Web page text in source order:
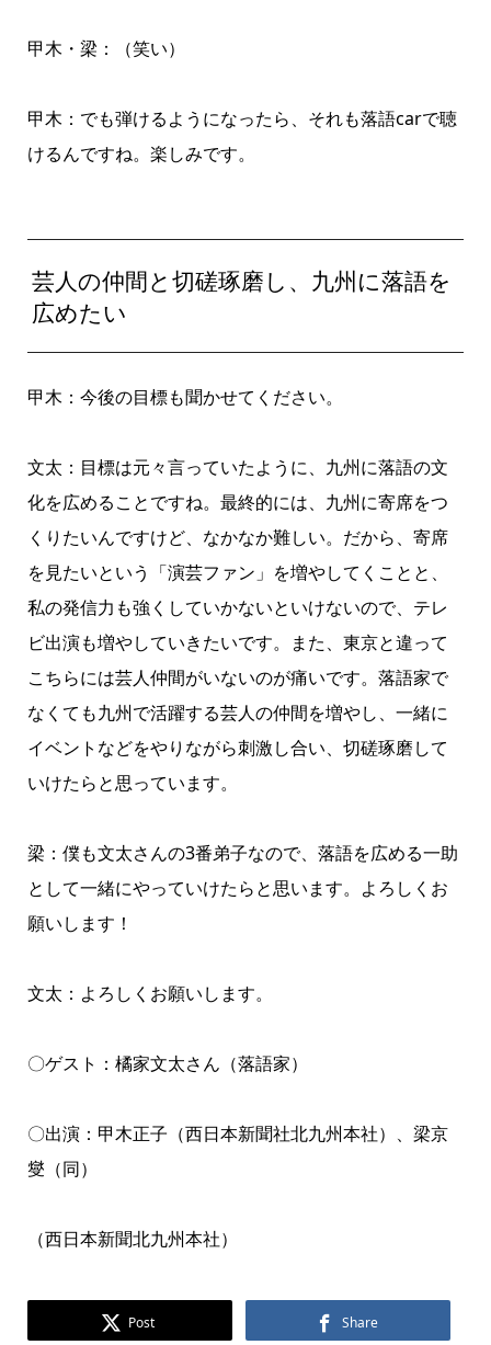
甲木・梁：（笑い）
甲木：でも弾けるようになったら、それも落語carで聴
けるんですね。楽しみです。
芸人の仲間と切磋琢磨し、九州に落語を
広めたい
甲木：今後の目標も聞かせてください。
文太：目標は元々言っていたように、九州に落語の文
化を広めることですね。最終的には、九州に寄席をつ
くりたいんですけど、なかなか難しい。だから、寄席
を見たいという「演芸ファン」を増やしてくことと、
私の発信力も強くしていかないといけないので、テレ
ビ出演も増やしていきたいです。また、東京と違って
こちらには芸人仲間がいないのが痛いです。落語家で
なくても九州で活躍する芸人の仲間を増やし、一緒に
イベントなどをやりながら刺激し合い、切磋琢磨して
いけたらと思っています。
梁：僕も文太さんの3番弟子なので、落語を広める一助
として一緒にやっていけたらと思います。よろしくお
願いします！
文太：よろしくお願いします。
〇ゲスト：橘家文太さん（落語家）
〇出演：甲木正子（西日本新聞社北九州本社）、梁京
燮（同）
（西日本新聞北九州本社）
Post Share